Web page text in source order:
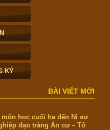
KÝ
BÀI VIẾT MỚI
môn học cuối hạ đến Ni sư
đạo tràng An cư – Tổ